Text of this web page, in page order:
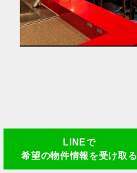
LINEで
希望の物件情報を受け取る